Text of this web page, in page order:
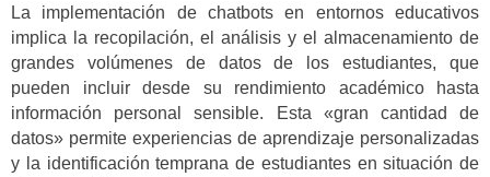
La implementación de chatbots en entornos educativos
implica la recopilación, el análisis y el almacenamiento de
grandes volúmenes de datos de los estudiantes, que
pueden incluir desde su rendimiento académico hasta
información personal sensible. Esta «gran cantidad de
datos» permite experiencias de aprendizaje personalizadas
y la identificación temprana de estudiantes en situación de